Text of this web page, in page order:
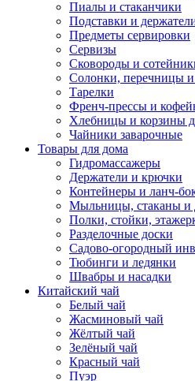
Пиалы и стаканчики
Подставки и
Предметы сервировки
Сервизы
Сковороды и
Солонки, перечницы и
Тарелки
Френч-прессы и
Хлебницы и корзины
Чайники заварочные
Товары для дома
Гидромассажеры
Держатели и крючки
Контейнеры и ланч-
Мыльницы, стаканы и
Полки, стойки,
Разделочные доски
Садово-огородный
Тюбинги и ледянки
Швабры и насадки
Китайский чай
Белый чай
Жасминовый чай
Жёлтый чай
Зелёный чай
Красный чай
Пуэр